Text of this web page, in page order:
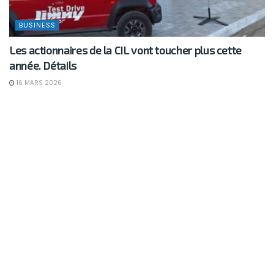
BUSINESS
Les actionnaires de la CIL vont toucher plus cette
année. Détails
16 MARS 2026